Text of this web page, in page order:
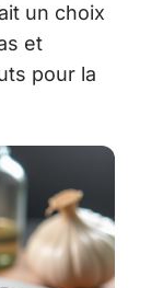
un choix
et
pour la